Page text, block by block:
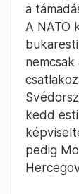
a
A NATO
nemcsak
kedd
pedig